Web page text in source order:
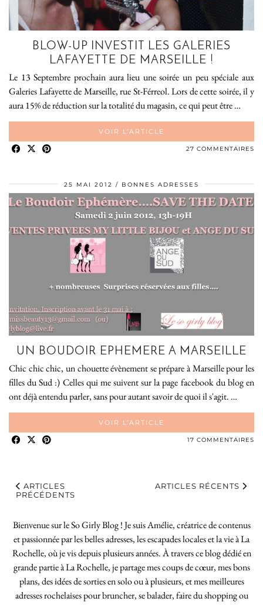
BLOW-UP INVESTIT LES GALERIES
LAFAYETTE DE MARSEILLE !
Le 13 Septembre prochain aura lieu une soirée un peu spéciale aux
Galeries Lafayette de Marseille, rue St-Férreol. Lors de cette soirée, il y
aura 15% de réduction sur la totalité du magasin, ce qui peut être …
VOIR L’ARTICLE
27 COMMENTAIRES
25 MAI 2012 BONNES ADRESSES
UN BOUDOIR EPHEMERE A MARSEILLE
Chic chic chic, un chouette évènement se prépare à Marseille pour les
filles du Sud :) Celles qui me suivent sur la page facebook du blog en
ont déjà entendu parler, sans pour autant savoir de quoi il s'agit. …
VOIR L’ARTICLE
17 COMMENTAIRES
ARTICLES
PRÉCÉDENTS
ARTICLES RÉCENTS
Bienvenue sur le So Girly Blog ! Je suis Amélie, créatrice de contenus
et passionnée par les belles adresses, les escapades locales et la vie à La
Rochelle, où je vis depuis plusieurs années. À travers ce blog dédié en
grande partie à La Rochelle, je partage mes coups de cœur, mes bons
plans, des idées de sorties en solo ou à plusieurs, et mes meilleures
adresses rochelaises pour bruncher, se balader, faire du shopping ou